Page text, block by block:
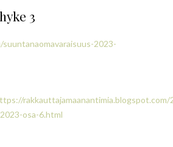
3
2023-
osa-6.html